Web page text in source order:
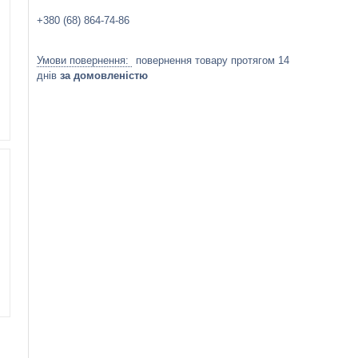
+380 (68) 864-74-86
повернення товару протягом 14
днів за домовленістю